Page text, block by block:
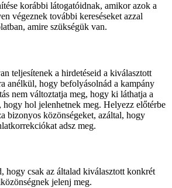
korábbi látogatóidnak, amikor azok a
végeznek további kereséseket azzal
amire szükségük van.
teljesítenek a hirdetéseid a kiválasztott
anélkül, hogy befolyásolnád a kampány
nem változtatja meg, hogy ki láthatja a
hogy hol jelenhetnek meg. Helyezz előtérbe
bizonyos közönségeket, azáltal, hogy
adsz meg.
hogy csak az általad kiválasztott konkrét
jelenj meg.